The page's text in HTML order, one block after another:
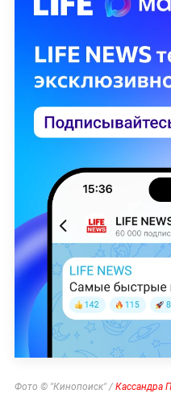
Фото © "Кинопоиск" / Кассандра